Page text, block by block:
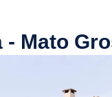
Mato